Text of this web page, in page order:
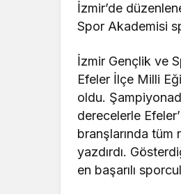
İzmir’de
Spor Akademisi
İzmir Gençlik ve
Efeler İlçe Milli
oldu.
derecelerle
branşlarında tüm
yazdırdı.
en başarılı